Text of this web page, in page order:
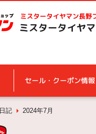
ミスタータイヤマン長野
ミスタータイヤ
セール・クーポン情報
記 2024年7月